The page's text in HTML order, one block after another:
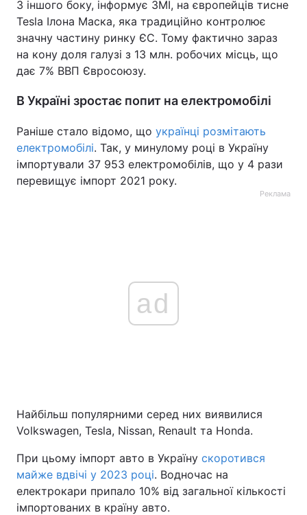
З іншого боку, інформує ЗМІ, на європейців тисне
Tesla Ілона Маска, яка традиційно контролює
значну частину ринку ЄС. Тому фактично зараз
на кону доля галузі з 13 млн. робочих місць, що
дає 7% ВВП Євросоюзу.
В Україні зростає попит на електромобілі
Раніше стало відомо, що українці розмітають
електромобілі. Так, у минулому році в Україну
імпортували 37 953 електромобілів, що у 4 рази
перевищує імпорт 2021 року.
Реклама
ad
Найбільш популярними серед них виявилися
Volkswagen, Tesla, Nissan, Renault та Honda.
При цьому імпорт авто в Україну скоротився
майже вдвічі у 2023 році. Водночас на
електрокари припало 10% від загальної кількості
імпортованих в країну авто.